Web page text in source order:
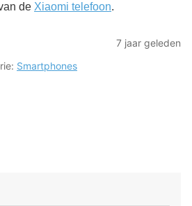
de Xiaomi telefoon.
7 jaar geleden
Smartphones